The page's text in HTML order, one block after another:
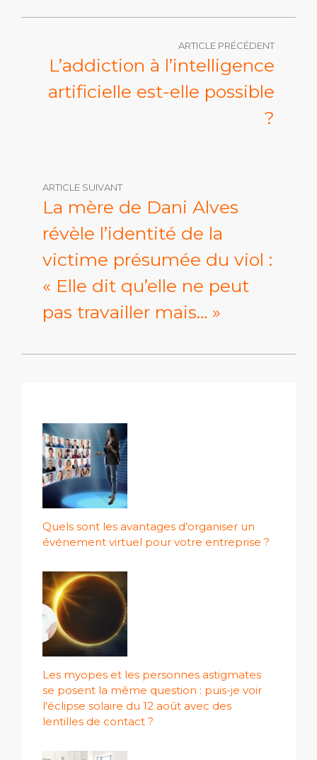
ARTICLE PRÉCÉDENT
L’addiction à l’intelligence
artificielle est-elle possible
?
ARTICLE SUIVANT
La mère de Dani Alves
révèle l’identité de la
victime présumée du viol :
« Elle dit qu’elle ne peut
pas travailler mais… »
Quels sont les avantages d’organiser un
événement virtuel pour votre entreprise ?
Les myopes et les personnes astigmates
se posent la même question : puis-je voir
l'éclipse solaire du 12 août avec des
lentilles de contact ?